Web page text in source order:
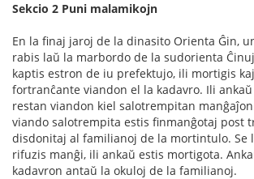
Sekcio 2 Puni malamikojn
En la finaj jaroj de la dinasito Orienta Ĝin,
rabis laŭ la marbordo de la sudorienta
kaptis estron de iu prefektujo, ili mortigis
fortranĉante viandon el la kadavro. Ili
restan viandon kiel salotrempitan
viando salotrempita estis finmanĝotaj post
disdonitaj al familianoj de la mortintulo. Se
rifuzis manĝi, ili ankaŭ estis mortigota.
kadavron antaŭ la okuloj de la familianoj.